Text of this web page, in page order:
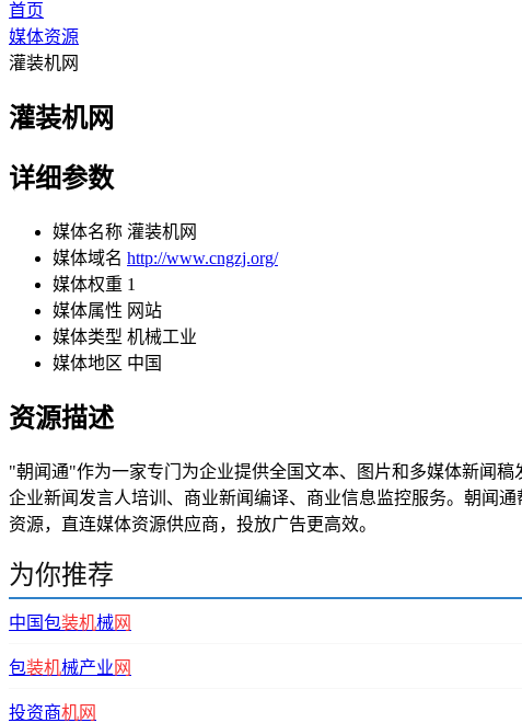
首页
媒体资源
灌装机网
灌装机网
详细参数
媒体名称 灌装机网
媒体域名 http://www.cngzj.org/
媒体权重 1
媒体属性 网站
媒体类型 机械工业
媒体地区 中国
资源描述
"朝闻通"作为一家专门为企业提供全国文本、图片和多媒体新闻
企业新闻发言人培训、商业新闻编译、商业信息监控服务。朝闻
资源，直连媒体资源供应商，投放广告更高效。
为你推荐
中国包装机械网
包装机械产业 网
投资商机网